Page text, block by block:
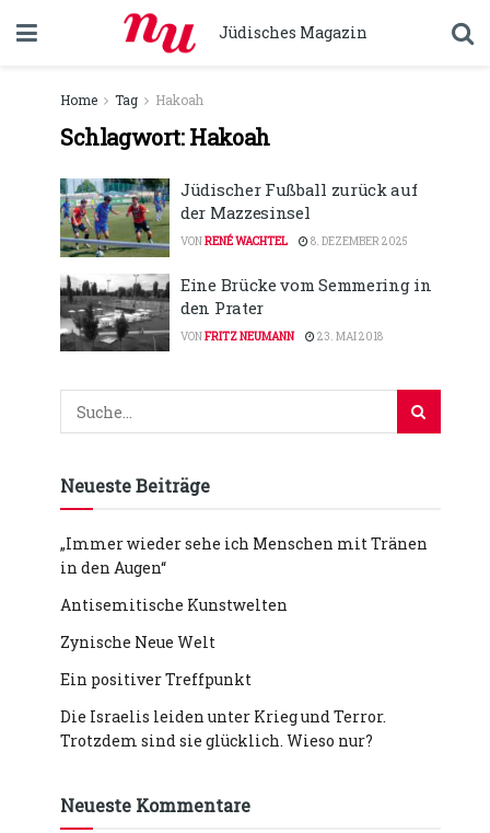
Jüdisches Magazin
Home Tag Hakoah
Schlagwort:Hakoah
Jüdischer Fußball zurück auf
der Mazzesinsel
VONRENÉ WACHTEL 8. DEZEMBER 2025
Eine Brücke vom Semmering in
den Prater
VONFRITZ NEUMANN 23. MAI 2018
Neueste Beiträge
„Immer wieder sehe ich Menschen mit Tränen
in den Augen“
Antisemitische Kunstwelten
Zynische Neue Welt
Ein positiver Treffpunkt
Die Israelis leiden unter Krieg und Terror.
Trotzdem sind sie glücklich. Wieso nur?
Neueste Kommentare